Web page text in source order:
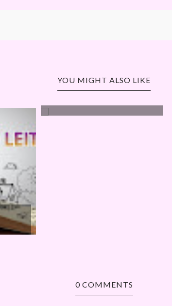
YOU MIGHT ALSO LIKE
0 COMMENTS